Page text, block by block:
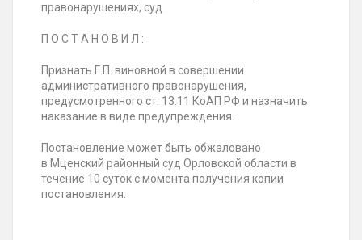
правонарушениях, суд
П О С Т А Н О В И Л :
Признать Г.П. виновной в совершении
административного правонарушения,
предусмотренного ст. 13.11 КоАП РФ и назначить
наказание в виде предупреждения.
Постановление может быть обжаловано
в Мценский районный суд Орловской области в
течение 10 суток с момента получения копии
постановления.